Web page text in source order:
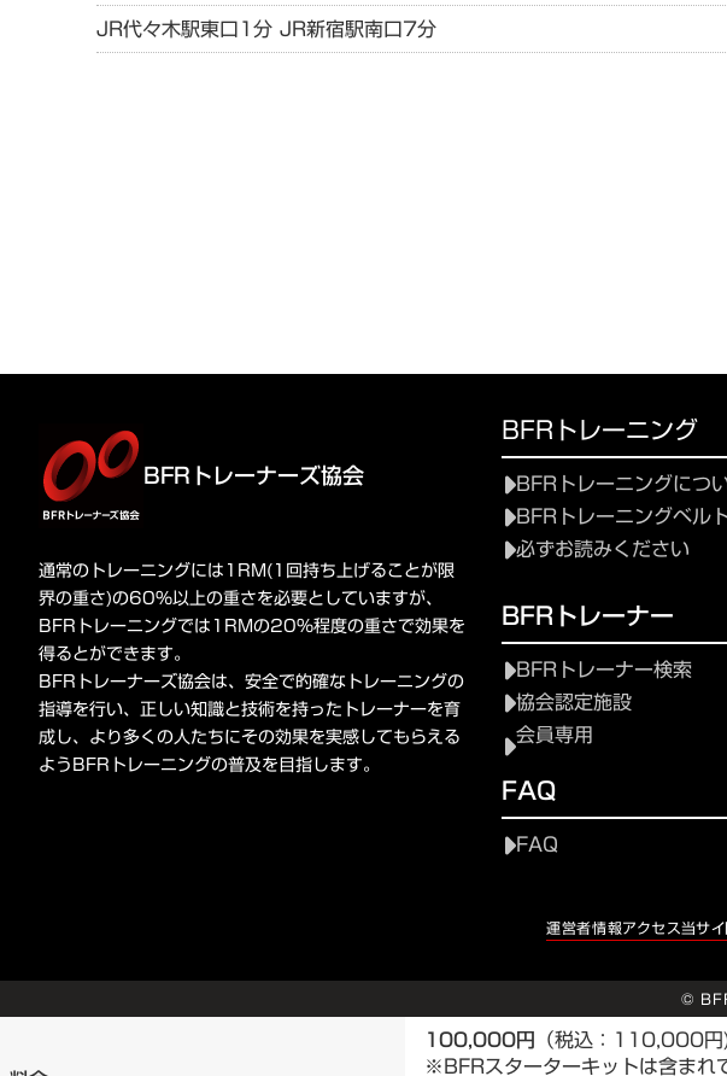
JR代々木駅東口1分 JR新宿駅南口7分
BFRトレーナーズ協会
通常のトレーニングには1RM(1回持ち上げることが限
界の重さ)の60%以上の重さを必要としていますが、
BFRトレーニングでは1RMの20%程度の重さで効果を
得るとができます。
BFRトレーナーズ協会は、安全で的確なトレーニングの
指導を行い、正しい知識と技術を持ったトレーナーを育
成し、より多くの人たちにその効果を実感してもらえる
ようBFRトレーニングの普及を目指します。
BFRトレーニング
BFRトレーニングにつ
BFRトレーニングベル
必ずお読みください
BFRトレーナー
BFRトレーナー検索
協会認定施設
会員専用
FAQ
FAQ
運営者情報アクセス当サ
©
100,000円 （税込：110,000
※BFRスターターキットは含まれ